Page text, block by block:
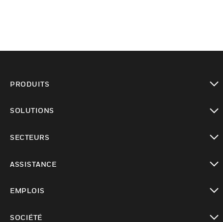
PRODUITS
SOLUTIONS
SECTEURS
ASSISTANCE
EMPLOIS
SOCIÉTÉ